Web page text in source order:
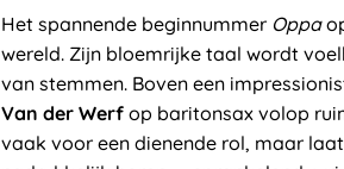
Het spannende beginnummer Oppa
wereld. Zijn bloemrijke taal wordt
van stemmen. Boven een
Van der Werf op baritonsax volop
vaak voor een dienende rol, maar